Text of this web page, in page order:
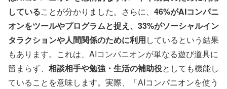
していることが分かりました。さらに、 46%がAIコンパニ
オンをツールやプログラムと捉え、33%がソーシャルイン
タラクションや人間関係のために利用しているという結果
もあります。これは、AIコンパニオンが単なる遊び道具に
留まらず、 相談相手や勉強・生活の補助役としても機能し
ていることを意味します。実際、「AIコンパニオンを使う